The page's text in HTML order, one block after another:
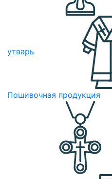
утварь
Пошивочная продукция